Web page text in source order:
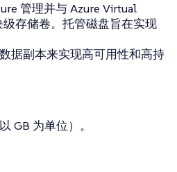
管理并与 Azure Virtual
存储卷。托管磁盘旨在实现
据副本来实现高可用性和高持
GB 为单位）。